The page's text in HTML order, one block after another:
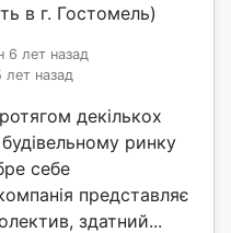
в г. Гостомель)
6 лет назад
назад
декількох
ринку
себе
представляє
здатний...